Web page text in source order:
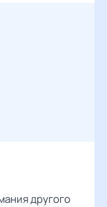
другого